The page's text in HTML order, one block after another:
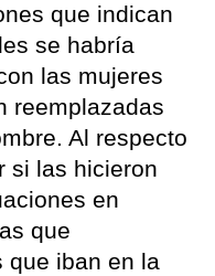
que indican
se habría
las mujeres
reemplazadas
Al respecto
si las hicieron
en
que
que iban en la